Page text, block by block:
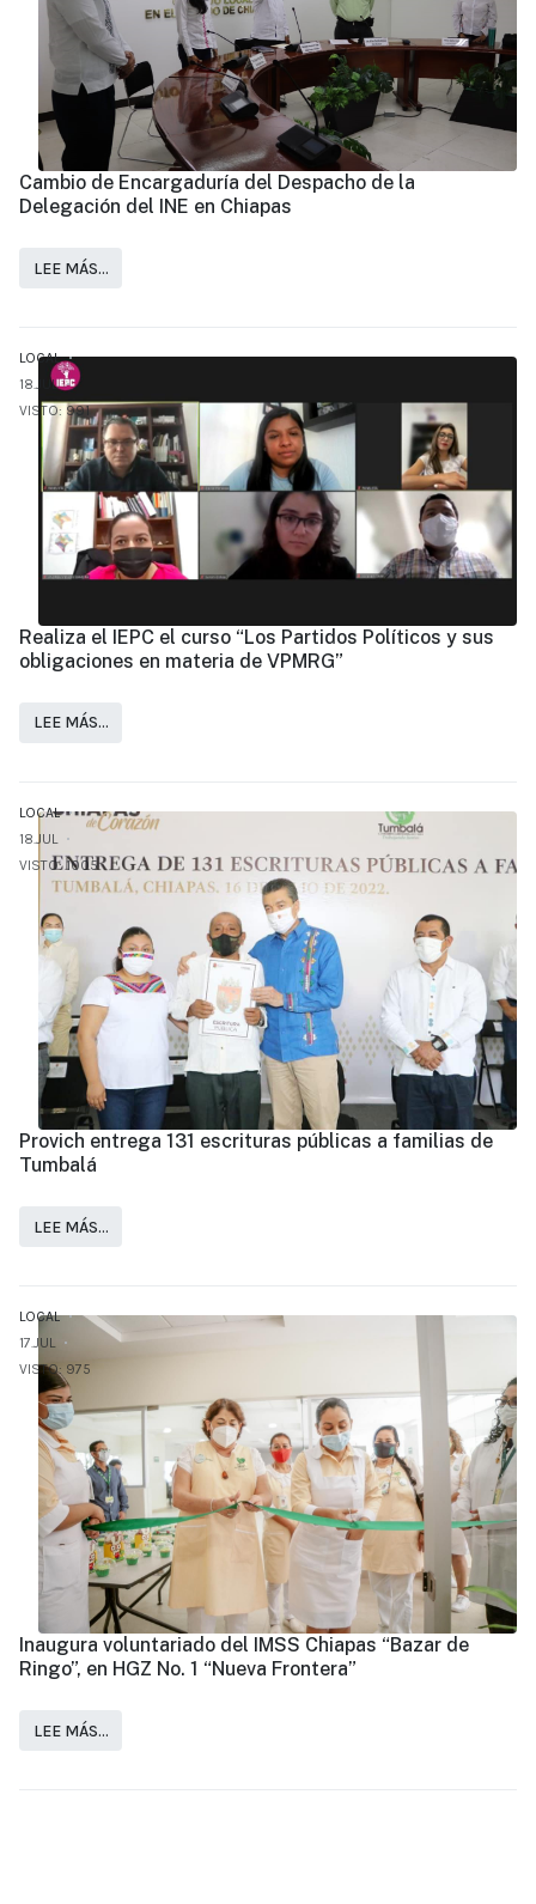
Cambio de Encargaduría del Despacho de la
Delegación del INE en Chiapas
LEE MÁS…
LOCAL
18.JUL
VISTO: 991
Realiza el IEPC el curso “Los Partidos Políticos y sus
obligaciones en materia de VPMRG”
LEE MÁS…
LOCAL
18.JUL
VISTO: 1005
Provich entrega 131 escrituras públicas a familias de
Tumbalá
LEE MÁS…
LOCAL
17.JUL
VISTO: 975
Inaugura voluntariado del IMSS Chiapas “Bazar de
Ringo”, en HGZ No. 1 “Nueva Frontera”
LEE MÁS…